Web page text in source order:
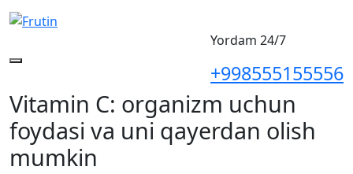
Yordam 24/7
+998555155556
Vitamin C: organizm uchun
foydasi va uni qayerdan olish
mumkin